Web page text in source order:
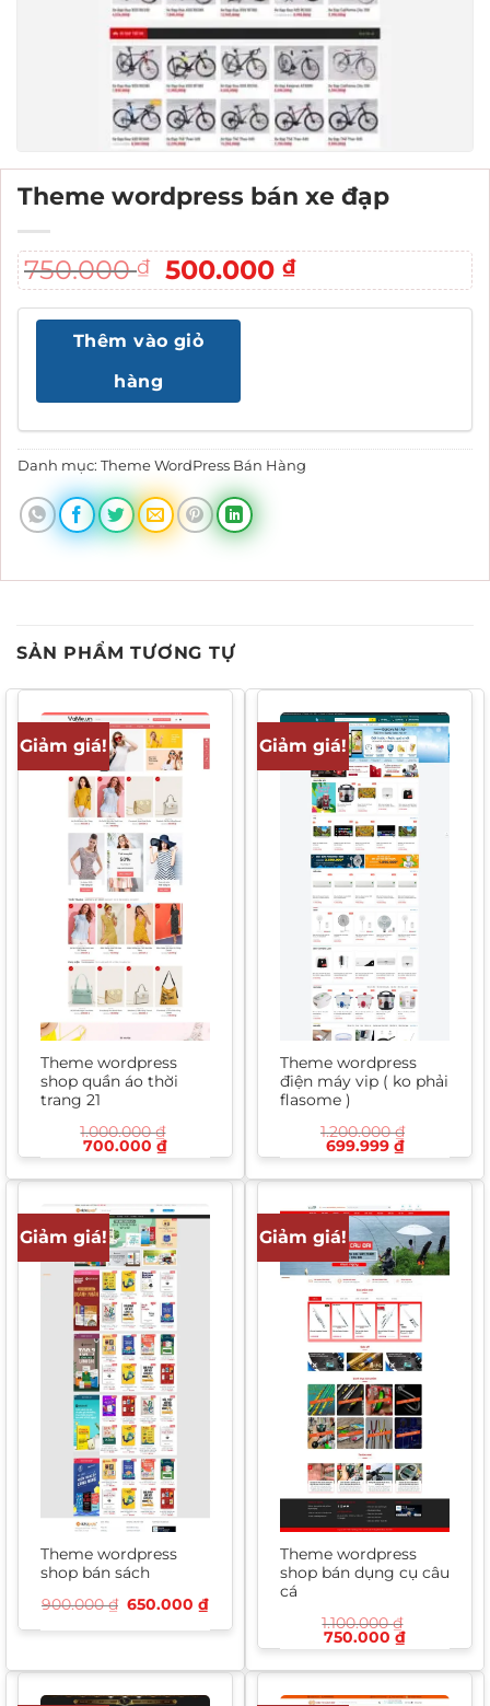
Theme wordpress bán xe đạp
750.000₫
Giá
gốc
là:
750.000 ₫.
500.000₫Giá
hiện
Thêm vào giỏ
hàng
Danh mục: Theme WordPress Bán Hàng
SẢN PHẨM TƯƠNG TỰ
Giảm giá!
Theme wordpress
shop quần áo thời
trang 21
1.000.000₫
Giá
gốc
1.000.000 ₫.
700.000 ₫Giá
là:
700.000 ₫.
Giảm giá!
Theme wordpress
điện máy vip ( ko phải
flasome )
1.200.000₫
Giá
gốc
1.200.000 ₫.
699.999 ₫Giá
hiện
là:
699.999 ₫.
Giảm giá!
Theme wordpress
shop bán sách
900.000₫ Giá
650.000₫Giá
tại
Giảm giá!
Theme wordpress
shop bán dụng cụ câu
cá
1.100.000₫
Giá
1.100.000 ₫.
750.000 ₫Giá
là:
750.000 ₫.